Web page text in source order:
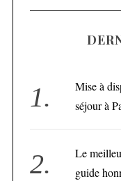
Mise à
séjour à
Le
guide